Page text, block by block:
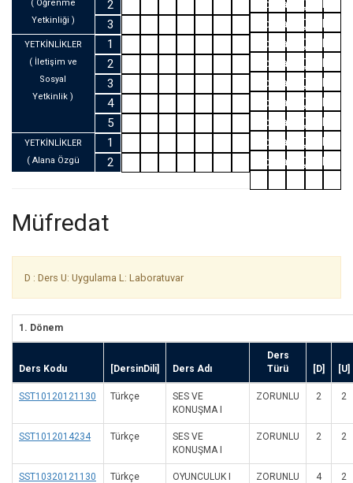
( Öğrenme
Yetkinliği )
2
Program Çıktıları
3
Program Çıktıları
YETKİNLİKLER
( İletişim ve
Sosyal
Yetkinlik )
1
Program Çıktıları
2
Program Çıktıları
3
Program Çıktıları
4
Program Çıktıları
5
Program Çıktıları
YETKİNLİKLER
( Alana Özgü
1
Program Çıktıları
2
Program Çıktıları
Müfredat
D : Ders U: Uygulama L: Laboratuvar
1. Dönem
Ders Kodu [DersinDili] Ders Adı
Ders
Türü
[D] [U]
SST10120121130 Türkçe
SES VE
KONUŞMA I
ZORUNLU 2 2
SST1012014234 Türkçe
SES VE
KONUŞMA I
ZORUNLU 2 2
SST10320121130 Türkçe OYUNCULUK I ZORUNLU 4 2